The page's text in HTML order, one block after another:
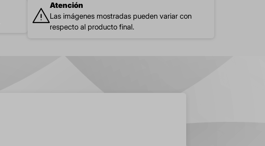
Atención
Las imágenes mostradas pueden variar con
respecto al producto final.